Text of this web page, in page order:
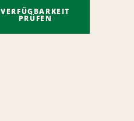
VERFÜGBARKEIT
PRÜFEN